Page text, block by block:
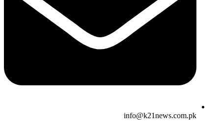
info@k21news.com.pk